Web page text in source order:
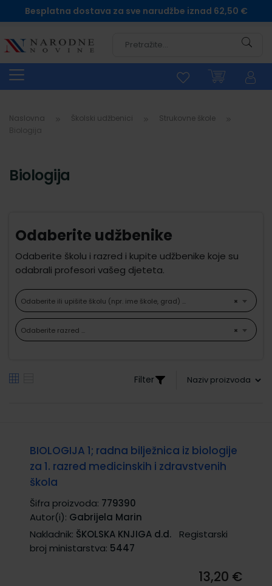
Besplatna dostava za sve narudžbe iznad 62,50 €
Naslovna Školski udžbenici
Strukovne škole
Biologija
Odaberite udžbenike
Odaberite školu i razred i kupite udžbenike koje su
odabrali profesori vašeg djeteta.
×
Odaberite ili upišite školu (npr. ime škole, grad) ...
×
Odaberite razred ...
Filter
BIOLOGIJA 1; radna bilježnica iz biologije
za 1. razred medicinskih i zdravstvenih
škola
Šifra proizvoda: 779390
Autor(i): Gabrijela Marin
Nakladnik: ŠKOLSKA KNJIGA d.d.
Registarski
broj ministarstva: 5447
13,20 €